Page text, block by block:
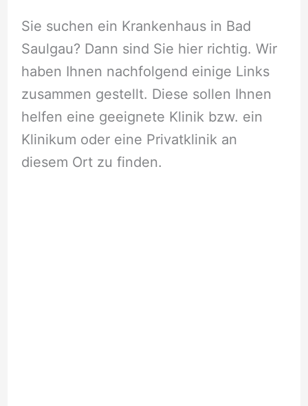
Sie suchen ein Krankenhaus in Bad
Saulgau? Dann sind Sie hier richtig. Wir
haben Ihnen nachfolgend einige Links
zusammen gestellt. Diese sollen Ihnen
helfen eine geeignete Klinik bzw. ein
Klinikum oder eine Privatklinik an
diesem Ort zu finden.